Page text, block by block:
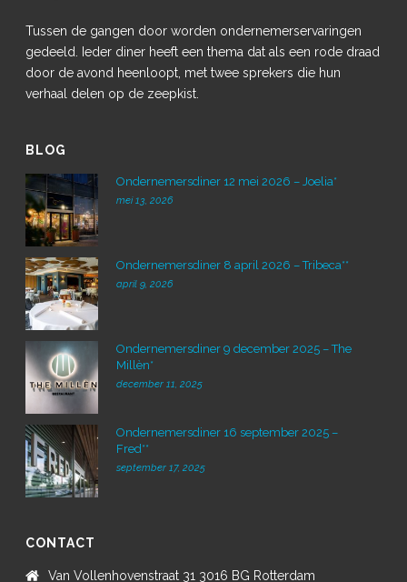
Tussen de gangen door worden ondernemerservaringen
gedeeld. Ieder diner heeft een thema dat als een rode draad
door de avond heenloopt, met twee sprekers die hun
verhaal delen op de zeepkist.
BLOG
Ondernemersdiner 12 mei 2026 – Joelia*
mei 13, 2026
Ondernemersdiner 8 april 2026 – Tribeca**
april 9, 2026
Ondernemersdiner 9 december 2025 – The
Millèn*
december 11, 2025
Ondernemersdiner 16 september 2025 –
Fred**
september 17, 2025
CONTACT
Van Vollenhovenstraat 31 3016 BG Rotterdam